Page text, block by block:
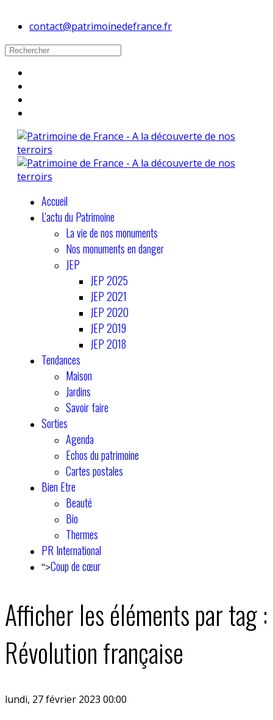
contact@patrimoinedefrance.fr
Accueil
L'actu du Patrimoine
La vie de nos monuments
Nos monuments en danger
JEP
JEP 2025
JEP 2021
JEP 2020
JEP 2019
JEP 2018
Tendances
Maison
Jardins
Savoir faire
Sorties
Agenda
Echos du patrimoine
Cartes postales
Bien Etre
Beauté
Bio
Thermes
PR International
">Coup de cœur
Afficher les éléments par tag :
Révolution française
lundi, 27 février 2023 00:00